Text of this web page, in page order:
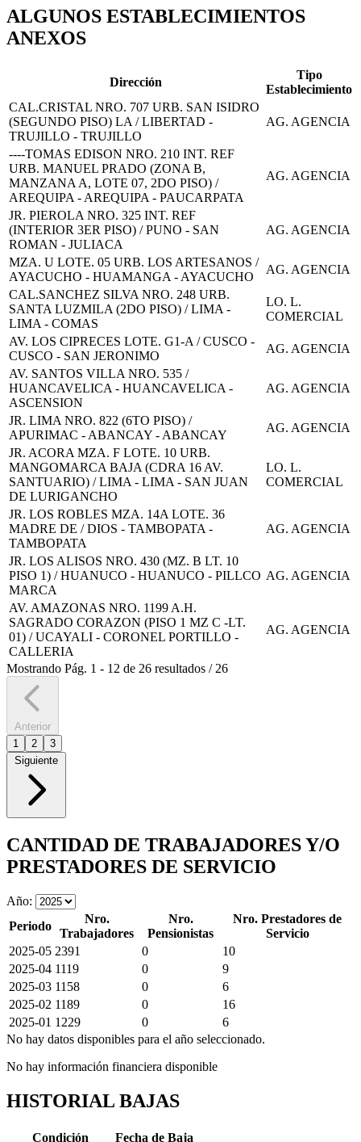
ALGUNOS ESTABLECIMIENTOS
ANEXOS
Dirección
Tipo
Establecimiento
CAL.CRISTAL NRO. 707 URB. SAN ISIDRO
(SEGUNDO PISO) LA / LIBERTAD -
TRUJILLO - TRUJILLO
AG. AGENCIA
----TOMAS EDISON NRO. 210 INT. REF
URB. MANUEL PRADO (ZONA B,
MANZANA A, LOTE 07, 2DO PISO) /
AREQUIPA - AREQUIPA - PAUCARPATA
AG. AGENCIA
JR. PIEROLA NRO. 325 INT. REF
(INTERIOR 3ER PISO) / PUNO - SAN
ROMAN - JULIACA
AG. AGENCIA
MZA. U LOTE. 05 URB. LOS ARTESANOS /
AYACUCHO - HUAMANGA - AYACUCHO
AG. AGENCIA
CAL.SANCHEZ SILVA NRO. 248 URB.
SANTA LUZMILA (2DO PISO) / LIMA -
LIMA - COMAS
LO. L.
COMERCIAL
AV. LOS CIPRECES LOTE. G1-A / CUSCO -
CUSCO - SAN JERONIMO
AG. AGENCIA
AV. SANTOS VILLA NRO. 535 /
HUANCAVELICA - HUANCAVELICA -
ASCENSION
AG. AGENCIA
JR. LIMA NRO. 822 (6TO PISO) /
APURIMAC - ABANCAY - ABANCAY
AG. AGENCIA
JR. ACORA MZA. F LOTE. 10 URB.
MANGOMARCA BAJA (CDRA 16 AV.
SANTUARIO) / LIMA - LIMA - SAN JUAN
DE LURIGANCHO
LO. L.
COMERCIAL
JR. LOS ROBLES MZA. 14A LOTE. 36
MADRE DE / DIOS - TAMBOPATA -
TAMBOPATA
AG. AGENCIA
JR. LOS ALISOS NRO. 430 (MZ. B LT. 10
PISO 1) / HUANUCO - HUANUCO - PILLCO
MARCA
AG. AGENCIA
AV. AMAZONAS NRO. 1199 A.H.
SAGRADO CORAZON (PISO 1 MZ C -LT.
01) / UCAYALI - CORONEL PORTILLO -
CALLERIA
AG. AGENCIA
Mostrando Pág. 1 - 12 de 26 resultados / 26
Anterior
1
2
3
Siguiente
CANTIDAD DE TRABAJADORES Y/O
PRESTADORES DE SERVICIO
Año:
Periodo
Nro.
Trabajadores
Nro.
Pensionistas
Nro. Prestadores de
Servicio
2025-05 2391 0
10
2025-04 1119 0
9
2025-03 1158 0
6
2025-02 1189 0
16
2025-01 1229 0
6
No hay datos disponibles para el año seleccionado.
No hay información financiera disponible
HISTORIAL BAJAS
Condición
Fecha de Baja